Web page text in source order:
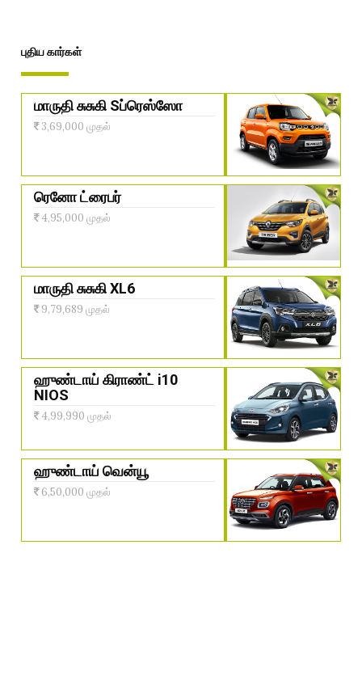
புதிய கார்கள்
மாருதி சுசுகி Sப்ரெஸ்ஸோ
3,69,000 முதல்
ரெனோ ட்ரைபர்
4,95,000 முதல்
மாருதி சுசுகி XL6
9,79,689 முதல்
ஹுண்டாய் கிராண்ட் i10
NIOS
4,99,990 முதல்
ஹுண்டாய் வென்யூ
6,50,000 முதல்